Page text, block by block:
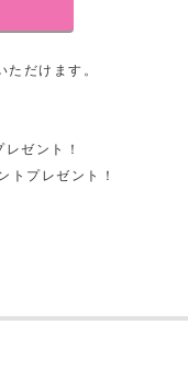
だけます。
ゼント！
トプレゼント！